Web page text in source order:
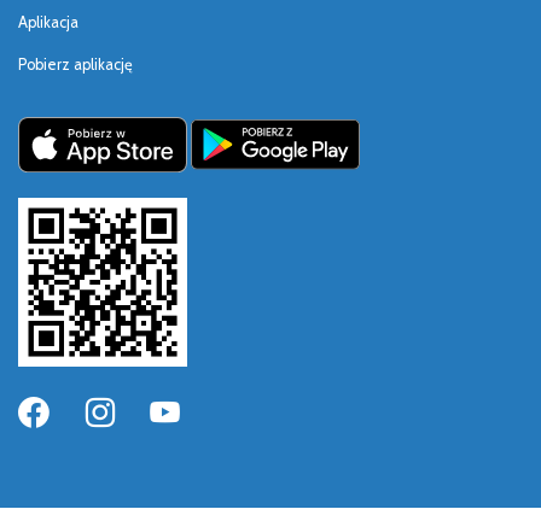
Aplikacja
Pobierz aplikację